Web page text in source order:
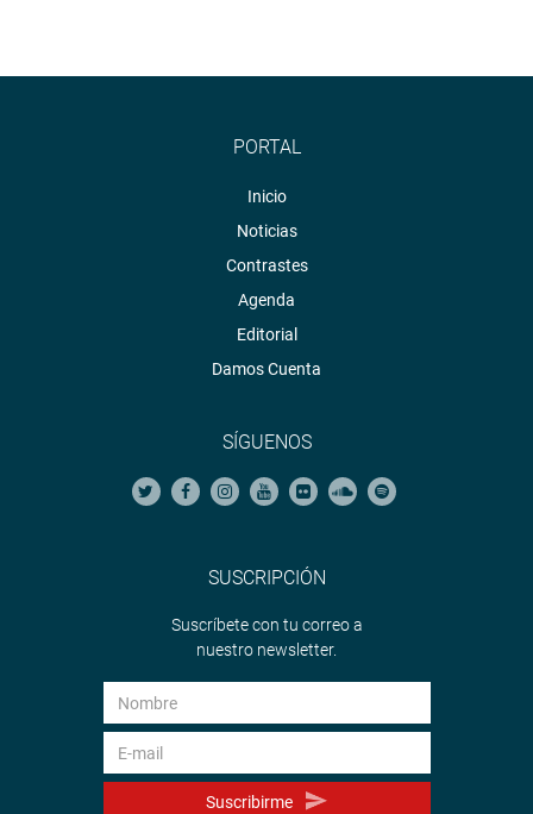
PORTAL
Inicio
Noticias
Contrastes
Agenda
Editorial
Damos Cuenta
SÍGUENOS
SUSCRIPCIÓN
Suscríbete con tu correo a
nuestro newsletter.
Suscribirme